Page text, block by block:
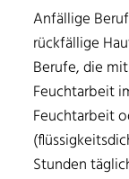
Anfällige
rückfällige
Berufe, die
Feuchtarbeit
Feuchtarbeit
Stunden